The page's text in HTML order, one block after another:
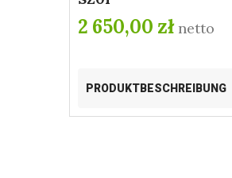
2 650,00 zł netto
PRODUKTBESCHREIBUNG